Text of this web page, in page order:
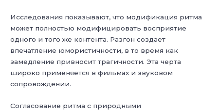
Исследования показывают, что модификация ритма
может полностью модифицировать восприятие
одного и того же контента. Разгон создает
впечатление юмористичности, в то время как
замедление привносит трагичности. Эта черта
широко применяется в фильмах и звуковом
сопровождении.
Согласование ритма с природными